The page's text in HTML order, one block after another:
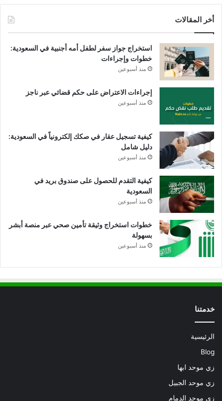
أخر المقالات
استخراج جواز سفر لطفل أمه أجنبية في السعودية:
خطوات وإجراءات
منذ أسبوعين
إجراءات الاعتراض على حكم قضائي عبر ناجز
منذ أسبوعين
كيفية تسجيل عقار في صكك إلكترونياً في السعودية:
دليل شامل
منذ أسبوعين
كيفية التقدم للحصول على صندوق بريد في
السعودية
منذ أسبوعين
خطوات استخراج وثيقة تأمين صحي عبر منصة أبشر
بسهولة
منذ أسبوعين
خدمتنا
الرئيسية
Blog
زي موحد ابها
زي موحد الجبيل
زي موحد الدمام